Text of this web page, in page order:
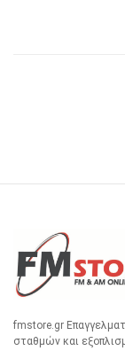
fmstore.gr
σταθμών και